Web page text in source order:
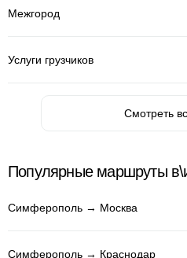
Межгород
Услуги грузчиков
Смотреть
Популярные маршруты
Симферополь → Москва
Симферополь → Краснодар